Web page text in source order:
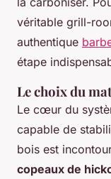
véritable grill-
authentique
étape
Le choix du
Le cœur du
capable de
bois est
copeaux de